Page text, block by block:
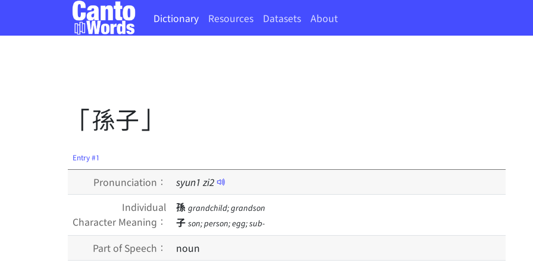
Dictionary Resources Datasets About
「孫子」
Entry #1
Pronunciation： syun1 zi2
Individual
Character Meaning：
孫 grandchild; grandson
子 son; person; egg; sub-
Part of Speech：
noun